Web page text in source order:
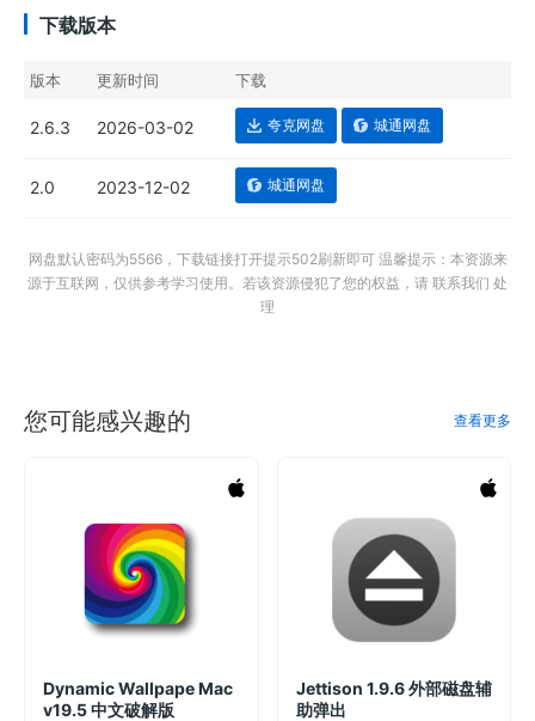
下载版本
版本 更新时间 下载
2.6.3 2026-03-02 夸克网盘 城通网盘
2.0 2023-12-02 城通网盘
网盘默认密码为5566，下载链接打开提示502刷新即可 温馨提示：本资源来
源于互联网，仅供参考学习使用。若该资源侵犯了您的权益，请 联系我们 处
理
您可能感兴趣的 查看更多
Dynamic Wallpape Mac
v19.5 中文破解版
Jettison 1.9.6 外部磁盘辅
助弹出